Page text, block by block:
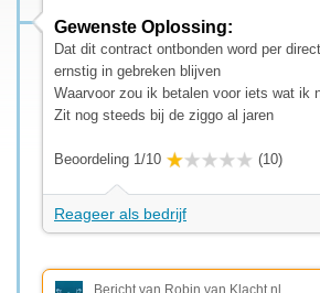
Gewenste Oplossing:
Dat dit contract ontbonden word per
ernstig in gebreken blijven
Waarvoor zou ik betalen voor iets wat ik
Zit nog steeds bij de ziggo al jaren
Beoordeling 1/10 (10)
Reageer als bedrijf
Bericht van Robin van Klacht.nl